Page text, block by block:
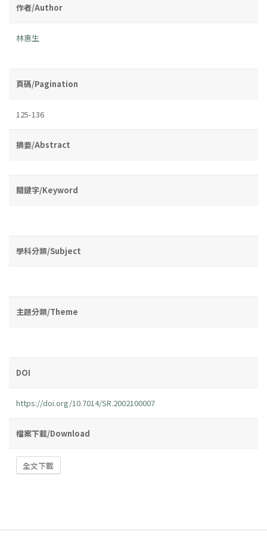
作者/Author
林惠生
頁碼/Pagination
125-136
摘要/Abstract
關鍵字/Keyword
學科分類/Subject
主題分類/Theme
DOI
https://doi.org/10.7014/SR.2002100007
檔案下載/Download
全文下載